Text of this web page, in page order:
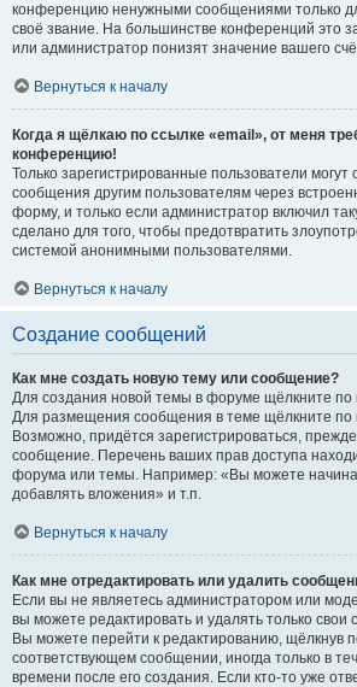
конференцию ненужными сообщениями только
своё звание. На большинстве конференций это
или администратор понизят значение вашего
Вернуться к началу
Когда я щёлкаю по ссылке «email», от меня
конференцию!
Только зарегистрированные пользователи могут
сообщения другим пользователям через
форму, и только если администратор включил
сделано для того, чтобы предотвратить
системой анонимными пользователями.
Вернуться к началу
Создание сообщений
Как мне создать новую тему или сообщение?
Для создания новой темы в форуме щёлкните по
Для размещения сообщения в теме щёлкните по
Возможно, придётся зарегистрироваться,
сообщение. Перечень ваших прав доступа
форума или темы. Например: «Вы можете
добавлять вложения» и т.п.
Вернуться к началу
Как мне отредактировать или удалить
Если вы не являетесь администратором или
вы можете редактировать и удалять только
Вы можете перейти к редактированию, щёлкнув
соответствующем сообщении, иногда только в
времени после его создания. Если кто-то уже